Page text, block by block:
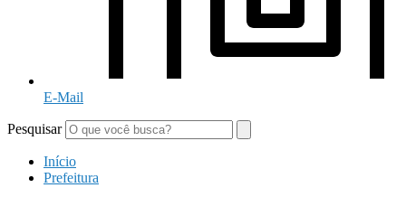
E-Mail
Pesquisar
Início
Prefeitura